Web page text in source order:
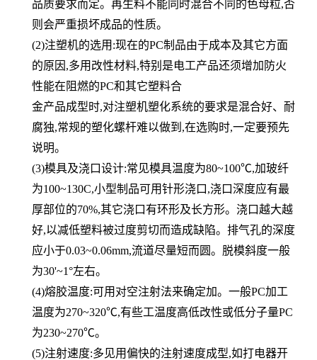
品质要求而定。再生料不能同时混合不同的色母粒,否
则会严重损坏成品的性质。
(2)注塑机的选用:现在的PC制品由于成本及其它方面
的原因,多用改性材料,特别是电工产品还须增加防火
性能在阻燃的PC和其它塑料合
金产品成型时,对注塑机塑化系统的要求是混合好、耐
腐独,常规的塑化螺杆难以做到,在选购时,一定要预先
说明。
(3)模具及浇口设计:常见模具温度为80~100℃,加玻纤
为100~130C,小型制品可用针形浇口,浇口深度应有最
厚部位的70%,其它浇口有环形及长方形。浇口越大越
好,以减低塑料被过度剪切而造成缺陷。排气孔的深度
应小于0.03~0.06mm,流道尽量短而圆。脱模斜度一般
为30'~1°左右。
(4)熔胶温度:可用对空注射法来确定加。一般PC加工
温度为270~320℃,有些工温度高低改性或低分子量PC
为230~270℃。
(5)注射速度:多见用偏快的注射速度成型,如打电器开